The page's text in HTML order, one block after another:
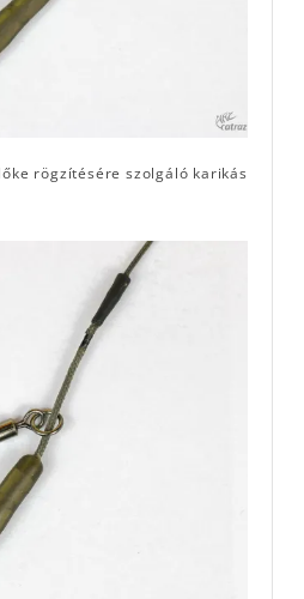
rögzítésére szolgáló karikás